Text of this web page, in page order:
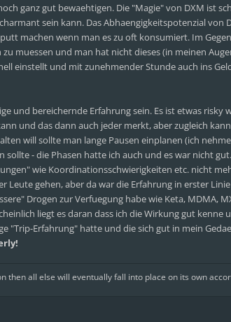
ganz gut bewaehtigen. Die "Magie" von DXM ist
sein kann. Das Abhaengigkeitspotenzial von
machen wenn man es zu oft konsumiert. Im
muessen und man hat nicht dieses (in meinen
einstellt und mit zunehmender Stunde auch ins
und bereichernde Erfahrung sein. Es ist etwas risky
und das dann auch jeder merkt, aber zugleich
will sollte man lange Pausen einplanen (ich
sollte - die Phasen hatte ich auch und es war nicht
wie Koordinationsschwierigkeiten etc. nicht
Leute gehen, aber da war die Erfahrung in erster
Drogen zur Verfuegung habe wie Keta, MDMA,
liegt es daran dass ich die Wirkung gut kenne
"Trip-Erfahrung" hatte und die sich gut in mein
then all else will eventually fall into place on its own